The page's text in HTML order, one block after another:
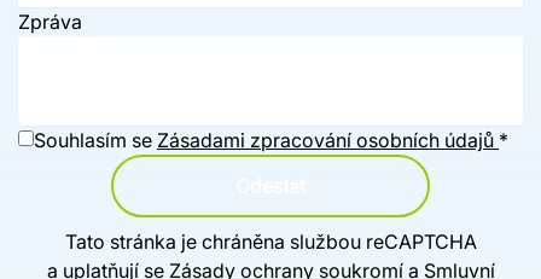
Zpráva
Souhlasím se Zásadami zpracování osobních údajů *
Tato stránka je chráněna službou reCAPTCHA
a uplatňují se Zásady ochrany soukromía Smluvní